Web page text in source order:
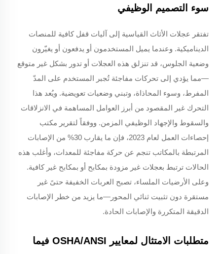
سوء التصميم الوظيفي
تفتقر عجلات الأثاث القياسية إلى آليات قفل كافية للمنصات
الديناميكية. وعندما يميل المستخدمون أو يدفعون أو يغيّرون
وضعية الجلوس، قد تنزلق هذه العجلات أو تدور بشكل غير متوقع
—مما يؤدي إلى تحركات مفاجئة تُجبر المستخدم على المدّ
المفرط، وسوء المحاذاة، وتبني وضعيات تعويضية. ويُعد هذا
التحرك غير المقصود من أبرز العوامل المساهمة في الانزلاقات
والسقوط والإجهاد الوظيفي المزمن. ووفقاً لتقرير مكتب
إحصاءات العمل لعام 2023، فإن ما يقارب 30% من الإصابات
المرتبطة بالمكاتب تنجم عن حركة مفاجئة للمعدات، وأغلب هذه
الحالات ترتبط بعجلات غير مزودة بمكابح أو بمكابح غير كافية.
وعلى الأرضيات الملساء، تصبح العربات الخفيفة حتىً غير
مستقرة دون تثبيت ثنائي المحور—ما يزيد من خطر الإصابات
الدقيقة المتكررة والإصابات الحادة.
متطلبات الامتثال لمعايير OSHA/ANSI فيما